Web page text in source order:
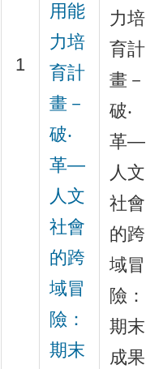
1
用能
力培
育計
畫－
破‧
革—
人文
社會
的跨
域冒
險：
期末
力培
育計
畫－
破‧
革—
人文
社會
的跨
域冒
險：
期末
成果